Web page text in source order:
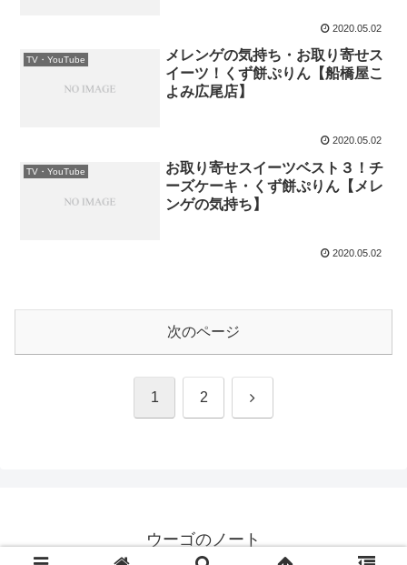
2020.05.02
TV・YouTube
メレンゲの気持ち・お取り寄せス
イーツ！くず餅ぷりん【船橋屋こ
よみ広尾店】
2020.05.02
TV・YouTube
お取り寄せスイーツベスト３！チ
ーズケーキ・くず餅ぷりん【メレ
ンゲの気持ち】
2020.05.02
次のページ
1 2 次
ウーゴのノート